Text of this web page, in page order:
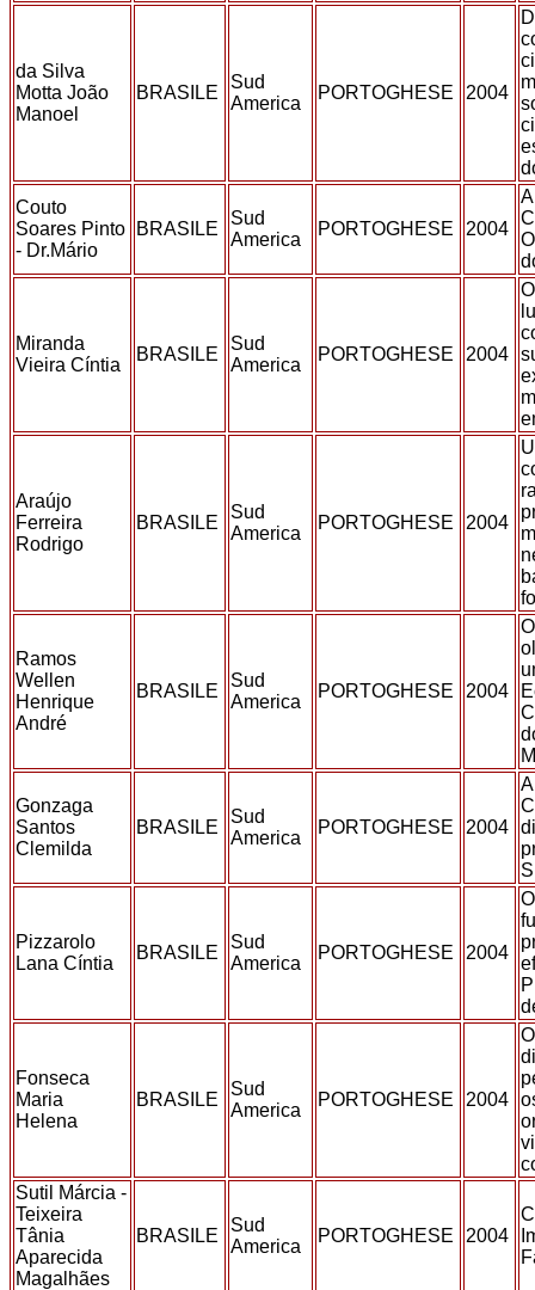
da Silva
Motta João
Manoel
BRASILE
Sud
America
PORTOGHESE 2004
Couto
Soares Pinto
- Dr.Mário
BRASILE
Sud
America
PORTOGHESE 2004
Miranda
Vieira Cíntia
BRASILE
Sud
America
PORTOGHESE 2004
Araújo
Ferreira
Rodrigo
BRASILE
Sud
America
PORTOGHESE 2004
Ramos
Wellen
Henrique
André
BRASILE
Sud
America
PORTOGHESE 2004
Gonzaga
Santos
Clemilda
BRASILE
Sud
America
PORTOGHESE 2004
Pizzarolo
Lana Cíntia
BRASILE
Sud
America
PORTOGHESE 2004
Fonseca
Maria
Helena
BRASILE
Sud
America
PORTOGHESE 2004
Sutil Márcia -
Teixeira
Tânia
Aparecida
Magalhães
BRASILE
Sud
America
PORTOGHESE 2004